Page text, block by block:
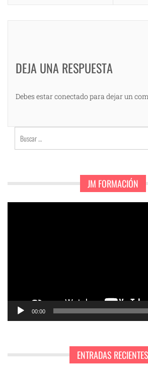
DEJA UNA RESPUESTA
Debes estar conectado para dejar un
Buscar:
JM FORMACIÓN
00:00
ENTRADAS RECIENTES